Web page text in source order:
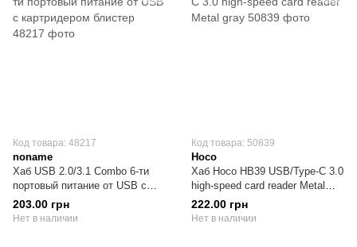
Код товара: 48217
noname
Хаб USB 2.0/3.1 Combo 6-ти
портовый питание от USB с
картридером блистер
203.00 грн
Нет в наличии
Код товара: 50839
Hoco
Хаб Hoco HB39 USB/Type-C 3.0
high-speed card reader Metal
gray
222.00 грн
Нет в наличии